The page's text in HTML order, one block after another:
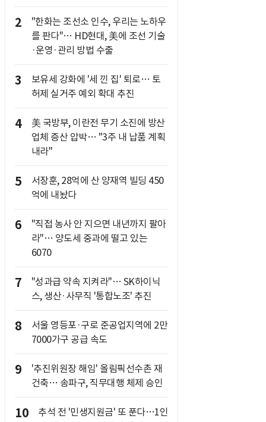
2
"한화는 조선소 인수, 우리는 노하우
를 판다"… HD현대, 美에 조선 기술
·운영·관리 방법 수출
3
보유세 강화에 '세 낀 집' 퇴로… 토
허제 실거주 예외 확대 추진
4
美 국방부, 이란전 무기 소진에 방산
업체 증산 압박… "3주 내 납품 계획
내라"
5
서장훈, 28억에 산 양재역 빌딩 450
억에 내놨다
6
"직접 농사 안 지으면 내년까지 팔아
라"… 양도세 중과에 떨고 있는
6070
7
"성과급 약속 지켜라"… SK하이닉
스, 생산·사무직 '통합노조' 추진
8
서울 영등포·구로 준공업지역에 2만
7000가구 공급 속도
9
'추진위원장 해임' 올림픽선수촌 재
건축… 송파구, 직무대행 체제 승인
10
추석 전 '민생지원금' 또 푼다…1인